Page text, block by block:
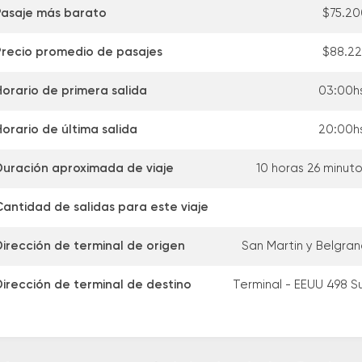
más barato
promedio de pasajes
de primera salida
de última salida
aproximada de viaje 10 horas 26
de salidas para este viaje
de terminal de origen San Martin y
de terminal de destino Terminal - EEUU 498